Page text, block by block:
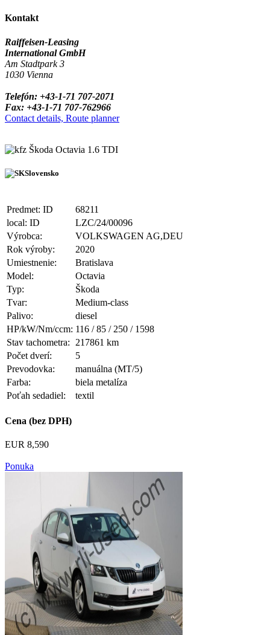
Kontakt
Raiffeisen-Leasing
International GmbH
Am Stadtpark 3
1030 Vienna
Telefón: +43-1-71 707-2071
Fax: +43-1-71 707-762966
Contact details, Route planner
Škoda Octavia 1.6 TDI
Slovensko
Predmet: ID
68211
local: ID
LZC/24/00096
Výrobca:
VOLKSWAGEN AG,DEU
Rok výroby:
2020
Umiestnenie:
Bratislava
Model:
Octavia
Typ:
Škoda
Tvar:
Medium-class
Palivo:
diesel
HP/kW/Nm/ccm: 116 / 85 / 250 / 1598
Stav tachometra:
217861 km
Počet dverí:
5
Prevodovka:
manuálna (MT/5)
Farba:
biela metalíza
Poťah sedadiel:
textil
Cena (bez DPH)
EUR 8,590
Ponuka